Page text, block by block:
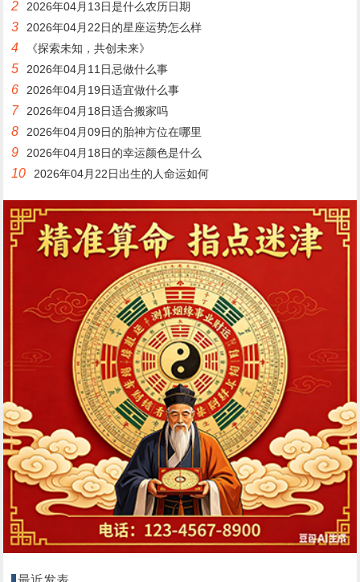
2 2026年04月13日是什么农历日期
3 2026年04月22日的星座运势怎么样
4 《探索未知，共创未来》
5 2026年04月11日忌做什么事
6 2026年04月19日适宜做什么事
7 2026年04月18日适合搬家吗
8 2026年04月09日的胎神方位在哪里
9 2026年04月18日的幸运颜色是什么
10 2026年04月22日出生的人命运如何